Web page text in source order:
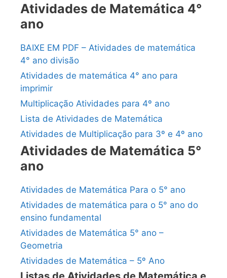
Atividades de Matemática 4°
ano
BAIXE EM PDF – Atividades de matemática
4° ano divisão
Atividades de matemática 4° ano para
imprimir
Multiplicação Atividades para 4º ano
Lista de Atividades de Matemática
Atividades de Multiplicação para 3º e 4º ano
Atividades de Matemática 5°
ano
Atividades de Matemática Para o 5° ano
Atividades de matemática para o 5° ano do
ensino fundamental
Atividades de Matemática 5° ano –
Geometria
Atividades de Matemática – 5º Ano